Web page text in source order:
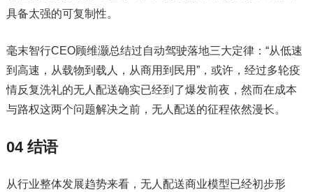
具备太强的可复制性。
毫末智行CEO顾维灏总结过自动驾驶落地三大定律：“从低速
到高速，从载物到载人，从商用到民用”，或许，经过多轮疫
情反复洗礼的无人配送确实已经到了爆发前夜，然而在成本
与路权这两个问题解决之前，无人配送的征程依然漫长。
04 结语
从行业整体发展趋势来看，无人配送商业模型已经初步形